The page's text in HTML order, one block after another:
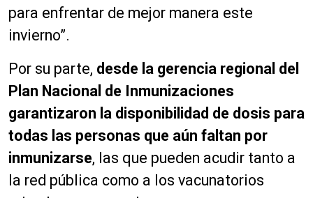
para enfrentar de mejor manera este
invierno”.
Por su parte, desde la gerencia regional del
Plan Nacional de Inmunizaciones
garantizaron la disponibilidad de dosis para
todas las personas que aún faltan por
inmunizarse, las que pueden acudir tanto a
la red pública como a los vacunatorios